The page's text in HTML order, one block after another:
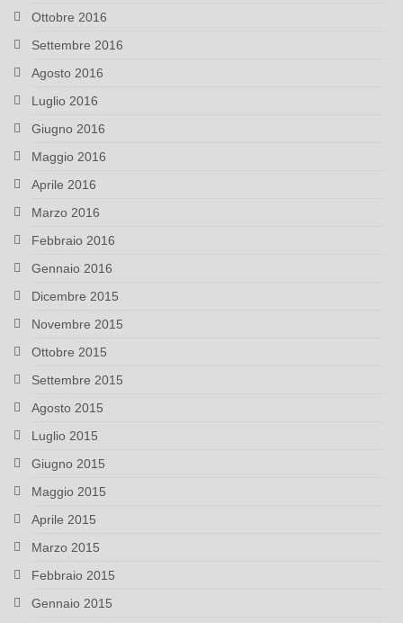
Ottobre 2016
Settembre 2016
Agosto 2016
Luglio 2016
Giugno 2016
Maggio 2016
Aprile 2016
Marzo 2016
Febbraio 2016
Gennaio 2016
Dicembre 2015
Novembre 2015
Ottobre 2015
Settembre 2015
Agosto 2015
Luglio 2015
Giugno 2015
Maggio 2015
Aprile 2015
Marzo 2015
Febbraio 2015
Gennaio 2015